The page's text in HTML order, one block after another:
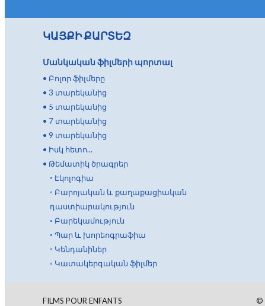
ԿԱՅՔԻ ՔԱՐՏԵԶ
Մանկական ֆիլմերի պորտալ
• Բոլոր ֆիլմերը
• 3 տարեկանից
• 5 տարեկանից
• 7 տարեկանից
• 9 տարեկանից
• Իսկ հետո...
• Թեմատիկ ծրագրեր
◦ Էկոլոգիա
◦ Բարոյական և քաղաքացիական
դաստիարակություն
◦ Բարեկամություն
◦ Պար և խորեոգրաֆիա
◦ Կենդանիներ
◦ Կատակերգական ֆիլմեր
FILMS POUR ENFANTS ©